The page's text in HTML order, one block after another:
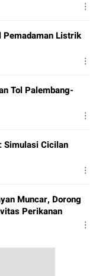
Pemadaman Listrik
Tol Palembang-
Simulasi Cicilan
Muncar, Dorong
Perikanan